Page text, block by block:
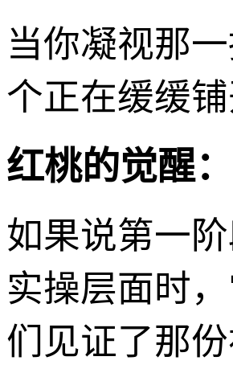
当你凝视那
个正在缓缓
红桃的觉醒
如果说第一
实操层面时
们见证了那